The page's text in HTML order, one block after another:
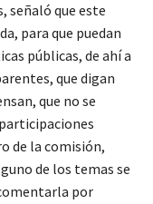
señaló que este
para que puedan
públicas, de ahí a
que digan
que no se
de la comisión,
de los temas se
por